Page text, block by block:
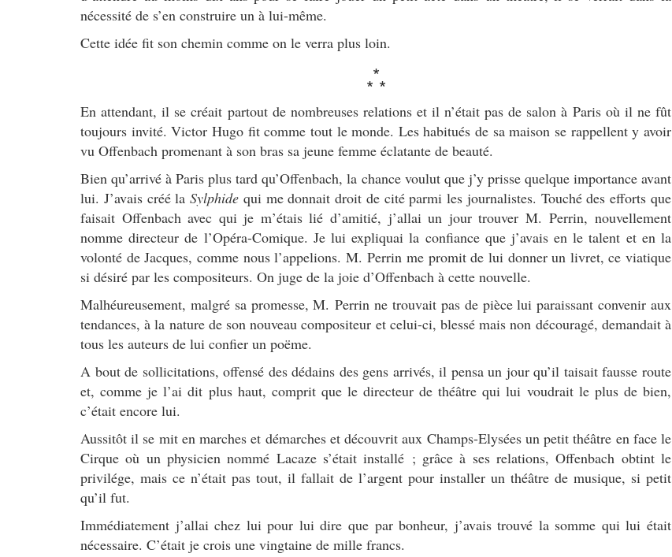
nécessité de s’en construire un à lui-même.
Cette idée fit son chemin comme on le verra plus loin.
*
* *
En attendant, il se créait partout de nombreuses relations et il n’était pas de salon à Paris où il ne fût
toujours invité. Victor Hugo fit comme tout le monde. Les habitués de sa maison se rappellent y avoir
vu Offenbach promenant à son bras sa jeune femme éclatante de beauté.
Bien qu’arrivé à Paris plus tard qu’Offenbach, la chance voulut que j’y prisse quelque importance avant
lui. J’avais créé laSylphide qui me donnait droit de cité parmi les journalistes. Touché des efforts que
faisait Offenbach avec qui je m’étais lié d’amitié, j’allai un jour trouver M. Perrin, nouvellement
nomme directeur de l’Opéra-Comique. Je lui expliquai la confiance que j’avais en le talent et en la
volonté de Jacques, comme nous l’appelions. M. Perrin me promit de lui donner un livret, ce viatique
si désiré par les compositeurs. On juge de la joie d’Offenbach à cette nouvelle.
Malhéureusement, malgré sa promesse, M. Perrin ne trouvait pas de pièce lui paraissant convenir aux
tendances, à la nature de son nouveau compositeur et celui-ci, blessé mais non découragé, demandait à
tous les auteurs de lui confier un poëme.
A bout de sollicitations, offensé des dédains des gens arrivés, il pensa un jour qu’il taisait fausse route
et, comme je l’ai dit plus haut, comprit que le directeur de théâtre qui lui voudrait le plus de bien,
c’était encore lui.
Aussitôt il se mit en marches et démarches et découvrit aux Champs-Elysées un petit théâtre en face le
Cirque où un physicien nommé Lacaze s’était installé ; grâce à ses relations, Offenbach obtint le
privilége, mais ce n’était pas tout, il fallait de l’argent pour installer un théâtre de musique, si petit
qu’il fut.
Immédiatement j’allai chez lui pour lui dire que par bonheur, j’avais trouvé la somme qui lui était
nécessaire. C’était je crois une vingtaine de mille francs.